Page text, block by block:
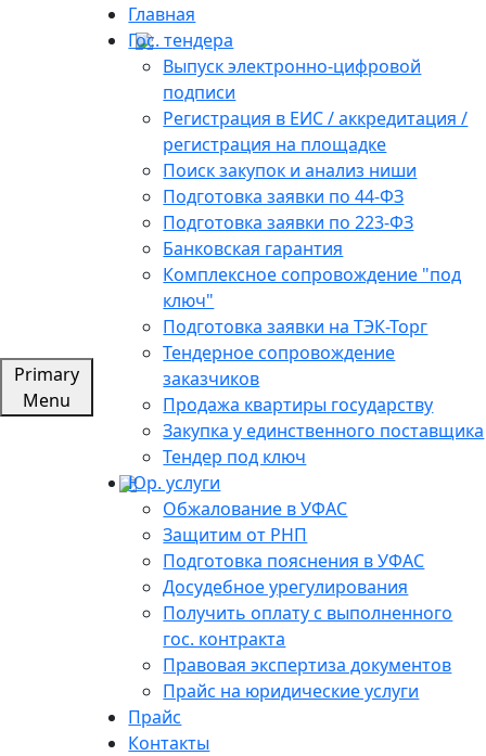
Primary
Menu
Главная
Гос. тендера
Выпуск электронно-цифровой
подписи
Регистрация в ЕИС / аккредитация /
регистрация на площадке
Поиск закупок и анализ ниши
Подготовка заявки по 44-ФЗ
Подготовка заявки по 223-ФЗ
Банковская гарантия
Комплексное сопровождение "под
ключ"
Подготовка заявки на ТЭК-Торг
Тендерное сопровождение
заказчиков
Продажа квартиры государству
Закупка у единственного поставщика
Тендер под ключ
Юр. услуги
Обжалование в УФАС
Защитим от РНП
Подготовка пояснения в УФАС
Досудебное урегулирования
Получить оплату с выполненного
гос. контракта
Правовая экспертиза документов
Прайс на юридические услуги
Прайс
Контакты